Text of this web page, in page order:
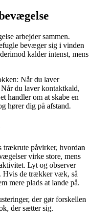
arbejder sammen.
bevæger sig i vinden
kalder intenst, mens
Når du laver
du laver kontaktkald,
handler om at skabe en
hører dig på afstand.
trækrute påvirker, hvordan
virke store, mens
Lyt og observer –
Hvis de trækker væk, så
mere plads at lande på.
der gør forskellen
der sætter sig.